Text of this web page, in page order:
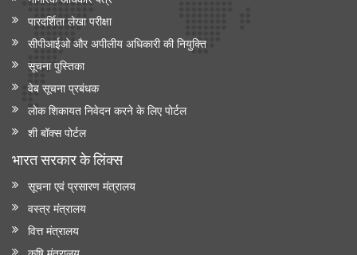
पारदर्शिता लेखा परीक्षा
सीपीआईओ और अपी‍लीय अधिकारी की नियुक्ति
सूचना पुस्तिका
वेब सूचना प्रबंधक
लोक शिकायत निवेदन करने के लिए पोर्टल
शी बॉक्स पोर्टल
भारत सरकार के लिंक्‍स
सूचना एवं प्रसारण मंत्रालय
वस्त्र मंत्रालय
वित्त मंत्रालय